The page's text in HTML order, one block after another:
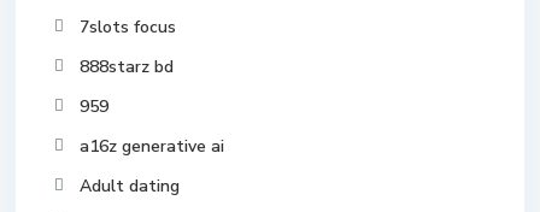
7slots focus
888starz bd
959
a16z generative ai
Adult dating